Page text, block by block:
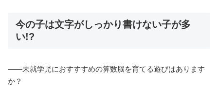
今の子は文字がしっかり書けない子が多
い!?
――未就学児におすすすめの算数脳を育てる遊びはあります
か？